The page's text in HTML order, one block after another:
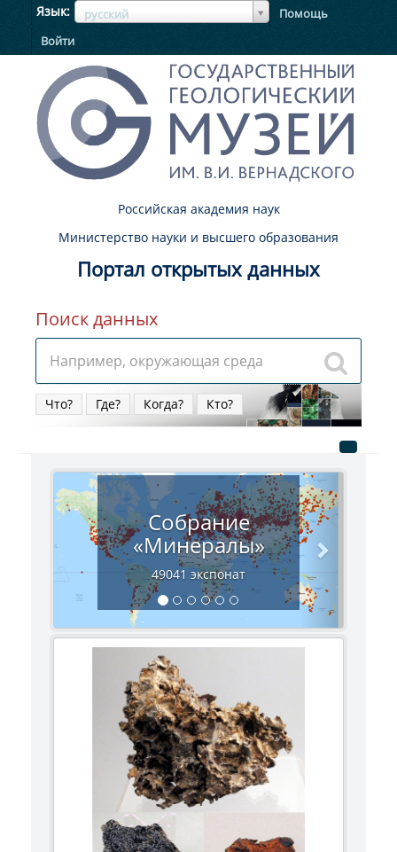
Язык русский
ЯзыкЯзык
Помощь
Войти
Российская академия наук
Министерство науки и высшего образования
Портал открытых данных
Поиск данных
Что? Где? Когда? Кто?
Собрание
«Минералы»
49041 экспонат
Next